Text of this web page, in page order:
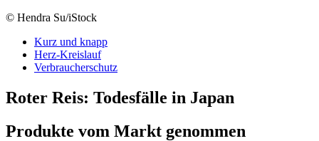
© Hendra Su/iStock
Kurz und knapp
Herz-Kreislauf
Verbraucherschutz
Roter Reis: Todesfälle in Japan
Produkte vom Markt genommen